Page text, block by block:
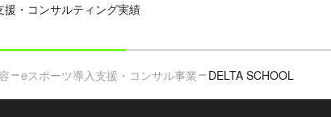
援・コンサルティング実績
eスポーツ導入支援・コンサル事業 DELTA SCHOOL